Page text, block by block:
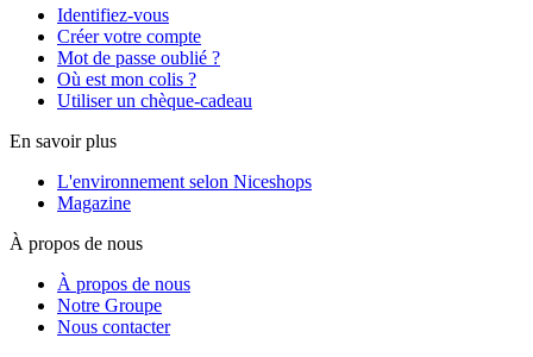
Identifiez-vous
Créer votre compte
Mot de passe oublié ?
Où est mon colis ?
Utiliser un chèque-cadeau
En savoir plus
L'environnement selon Niceshops
Magazine
À propos de nous
À propos de nous
Notre Groupe
Nous contacter